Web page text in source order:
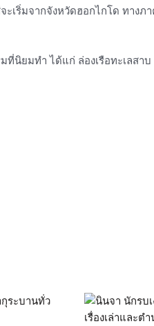
เริ่มจากจังหวัดฮอกไกโด ทางภ
ยมทำ ได้แก่ ล่องเรือทะเลสาบ